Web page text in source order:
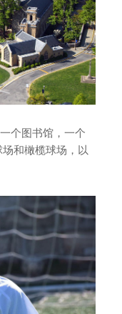
个图书馆，一个
和橄榄球场，以